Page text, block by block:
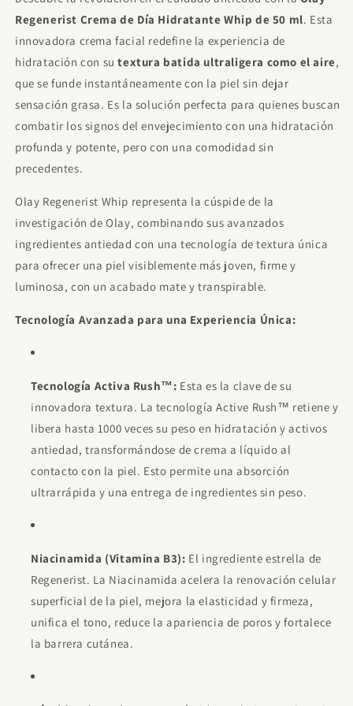
€11.95 Gratis
Gasta
€85.00 para desbloquear.
Proraso After Shave Refrescante, con
€21.00 Gratis
Gasta €120.00para desbloquear.
Sol De Janeiro - Beija Flor Elasti Cream
75ml
€23.00
Gratis
Gasta
Regenerist Crema de Día Hidratante Whip de 50 ml. Esta
innovadora crema facial redefine la experiencia de
hidratación con sutextura batida ultraligera como el aire,
que se funde instantáneamente con la piel sin dejar
sensación grasa. Es la solución perfecta para quienes buscan
combatir los signos del envejecimiento con una hidratación
profunda y potente, pero con una comodidad sin
precedentes.
Olay Regenerist Whip representa la cúspide de la
investigación de Olay, combinando sus avanzados
ingredientes antiedad con una tecnología de textura única
para ofrecer una piel visiblemente más joven, firme y
luminosa, con un acabado mate y transpirable.
Tecnología Avanzada para una Experiencia Única:
Tecnología Activa Rush™: Esta es la clave de su
innovadora textura. La tecnología Active Rush™ retiene y
libera hasta 1000 veces su peso en hidratación y activos
antiedad, transformándose de crema a líquido al
contacto con la piel. Esto permite una absorción
ultrarrápida y una entrega de ingredientes sin peso.
Niacinamida (Vitamina B3): El ingrediente estrella de
Regenerist. La Niacinamida acelera la renovación celular
superficial de la piel, mejora la elasticidad y firmeza,
unifica el tono, reduce la apariencia de poros y fortalece
la barrera cutánea.